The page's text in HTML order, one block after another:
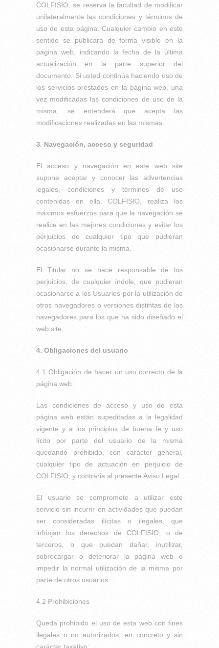
COLFISIO, se reserva la facultad de modificar
unilateralmente las condiciones y términos de
uso de esta página. Cualquier cambio en este
sentido se publicará de forma visible en la
página web, indicando la fecha de la última
actualización en la parte superior del
documento. Si usted continúa haciendo uso de
los servicios prestados en la página web, una
vez modificadas las condiciones de uso de la
misma, se entenderá que acepta las
modificaciones realizadas en las mismas.
3. Navegación, acceso y seguridad
El acceso y navegación en este web site
supone aceptar y conocer las advertencias
legales, condiciones y términos de uso
contenidas en ella. COLFISIO, realiza los
máximos esfuerzos para que la navegación se
realice en las mejores condiciones y evitar los
perjuicios de cualquier tipo que pudieran
ocasionarse durante la misma.
El Titular no se hace responsable de los
perjuicios, de cualquier índole, que pudieran
ocasionarse a los Usuarios por la utilización de
otros navegadores o versiones distintas de los
navegadores para los que ha sido diseñado el
web site.
4. Obligaciones del usuario
4.1 Obligación de hacer un uso correcto de la
página web
Las condiciones de acceso y uso de esta
página web están supeditadas a la legalidad
vigente y a los principios de buena fe y uso
lícito por parte del usuario de la misma
quedando prohibido, con carácter general,
cualquier tipo de actuación en perjuicio de
COLFISIO, y contraria al presente Aviso Legal.
El usuario se compromete a utilizar este
servicio sin incurrir en actividades que puedan
ser consideradas ilícitas o ilegales, que
infrinjan los derechos de COLFISIO, o de
terceros, o que puedan dañar, inutilizar,
sobrecargar o deteriorar la página web o
impedir la normal utilización de la misma por
parte de otros usuarios.
4.2 Prohibiciones
Queda prohibido el uso de esta web con fines
ilegales o no autorizados, en concreto y sin